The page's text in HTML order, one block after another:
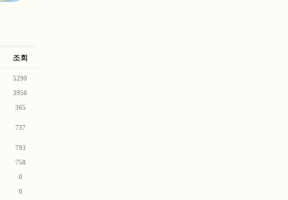
조회
5290
3956
365
737
793
758
0
0